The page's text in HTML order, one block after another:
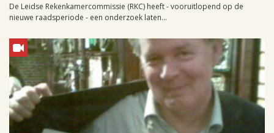
De Leidse Rekenkamercommissie (RKC) heeft - vooruitlopend op de
nieuwe raadsperiode - een onderzoek laten...